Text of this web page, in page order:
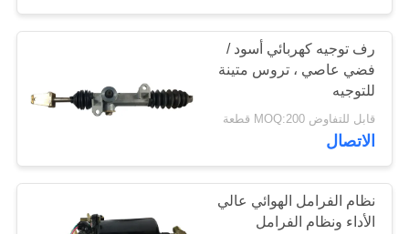
رف توجيه كهربائي أسود /
فضي عاصي ، تروس متينة
للتوجيه
قابل للتفاوض MOQ:200 قطعة
الاتصال
نظام الفرامل الهوائي عالي
الأداء ونظام الفرامل